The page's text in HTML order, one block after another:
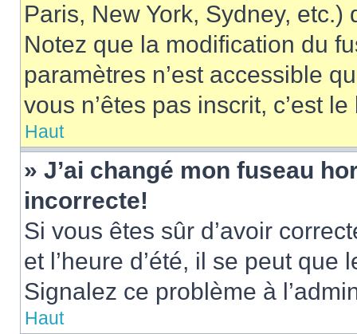
Paris, New York, Sydney, etc.)
Notez que la modification du
paramètres n’est accessible
vous n’êtes pas inscrit, c’est
Haut
» J’ai changé mon fuseau
incorrecte!
Si vous êtes sûr d’avoir
et l’heure d’été, il se peut que
Signalez ce problème à
Haut